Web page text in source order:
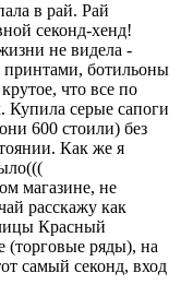
в рай. Рай
секонд-хенд!
не видела -
принтами, ботильоны
что все по
Купила серые сапоги
600 стоили) без
Как же я
магазине, не
расскажу как
Красный
(торговые ряды), на
самый секонд, вход